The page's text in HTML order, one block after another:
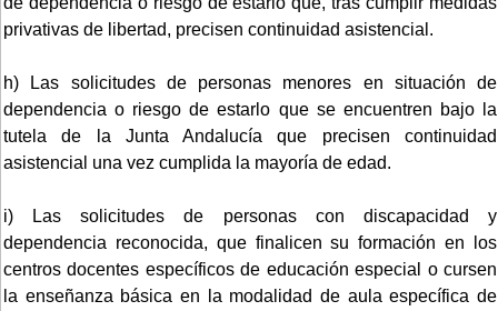
privativas de libertad, precisen continuidad asistencial.
h) Las solicitudes de personas menores en situación de
dependencia o riesgo de estarlo que se encuentren bajo la
tutela de la Junta Andalucía que precisen continuidad
asistencial una vez cumplida la mayoría de edad.
i) Las solicitudes de personas con discapacidad y
dependencia reconocida, que finalicen su formación en los
centros docentes específicos de educación especial o cursen
la enseñanza básica en la modalidad de aula específica de